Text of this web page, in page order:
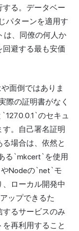
る。データベー
パターンを適用す
は、同僚の何人か
避する最も安価
面倒ではありま
際の証明書がなく
のセキュ
。自己署名証明
場合は、依然と
る`mkcert`を使用
Nodeの`net`モ
ローカル開発中
ップできるた
るサービスのみ
再利用すること